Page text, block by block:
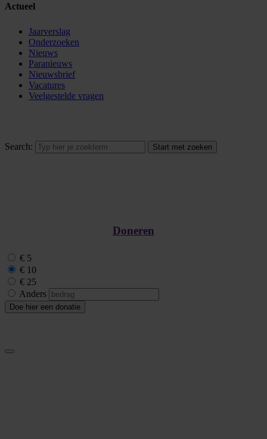
Actueel
Jaarverslag
Onderzoeken
Nieuws
Paranieuws
Nieuwsbrief
Vacatures
Veelgestelde vragen
Search:
Doneren
€ 5
€ 10
€ 25
Anders
Doe hier een donatie